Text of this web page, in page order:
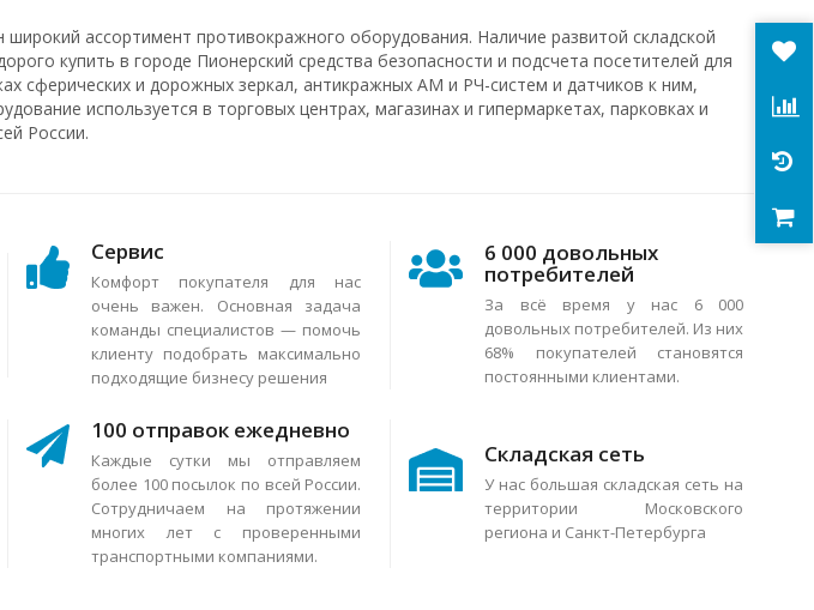
ассортимент противокражного оборудования. Наличие развитой складской
купить в городе Пионерский средства безопасности и подсчета посетителей для
сферических и дорожных зеркал, антикражных АМ и РЧ-систем и датчиков к ним,
используется в торговых центрах, магазинах и гипермаркетах, парковках и
России.
Сервис
Комфорт покупателя для нас
очень важен. Основная задача
команды специалистов — помочь
клиенту подобрать максимально
подходящие бизнесу решения
6 000 довольных
потребителей
За всё время у нас 6 000
довольных потребителей. Из них
68% покупателей становятся
постоянными клиентами.
100 отправок ежедневно
Каждые сутки мы отправляем
более 100 посылок по всей России.
Сотрудничаем на протяжении
многих лет с проверенными
транспортными компаниями.
Складская сеть
У нас большая складская сеть на
территории Московского
региона и Санкт-Петербурга